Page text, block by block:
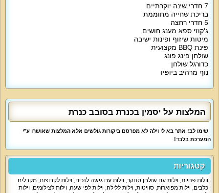
7 חדרי שינה יוקרתיים
בריכת שחייה מחוממת
5 חדרי רחצה
ג'קוזי ספא מענג חושים
מיטות שיזוף ופינות ישיבה
פינת BBQ מקצועית
שולחן פינג פונג
כדורגל שולחן
נוף מרהיב ביופיו
ארון, מיזוג אוויר, מסך שטוח, נוף לכנרת.
2 חדרים עם מיטה זוגית ולול
חדר עם מיטה זוגית, 2 מזרני יחיד, לול
חדר עם מיטה זוגית, 2 מזרני יחיד, ספה נפתחת, חדר רחצה
סוויטה עם מיטה זוגית, ספה נפתחת, מרפסת, חדר רחצה
סוויטה עם מיטה זוגית, 2 מיטות יחיד, ספה נפתחת, מרפסת, חדר רחצה
הסלון מארח אתכם עם פינת ישיבה נוחה ל-20 איש, מסך 65 אינטש, שולחן סלון.
במטבח של הווילה מקרר גדול, תנור אפייה, מיקרוגל, קומקום חשמלי, מדיח כלים,
תמי 4, טוסטר, מכונת אספרסו, מקציף חלב, כלים שימושיים כולל סירים. אורחי
הווילה מבשלים ארוחות מלאות במטבח.
אטרקציות מיוחדות בוילה:
המלצות על יסמין בכנרת בסובב כנרת
שימו לב! אתר בא לי וילה לא מפרסם ביקורות גולשים אלא המלצות שאושרו ע"י
המערכת בלבד!
קטגוריות
וילות פנויות, וילות עם שולחן סנוקר, וילות עם גישה לנכים, וילות לקבוצות, מקבלים
כלבים, וילות מפוארות, סוויטות, וילות ללילה, וילות לפי שעה, וילות לצילומים, וילות